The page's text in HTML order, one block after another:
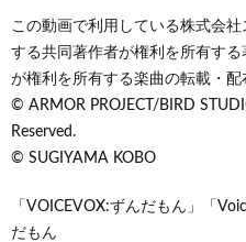
この動画で利用している株式会
する共同著作者が権利を所有す
が権利を所有する楽曲の転載・配
© ARMOR PROJECT/BIRD
Reserved.
© SUGIYAMA KOBO
「VOICEVOX:ずんだもん」「
だもん